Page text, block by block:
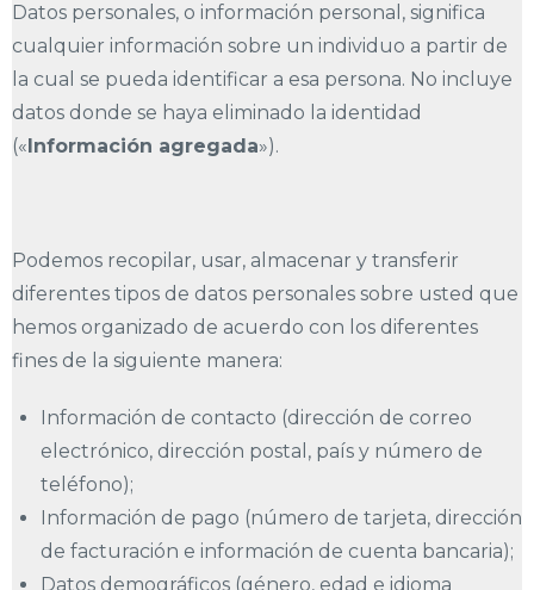
Datos personales, o información personal, significa
cualquier información sobre un individuo a partir de
la cual se pueda identificar a esa persona. No incluye
datos donde se haya eliminado la identidad
(« Información agregada»).
Podemos recopilar, usar, almacenar y transferir
diferentes tipos de datos personales sobre usted que
hemos organizado de acuerdo con los diferentes
fines de la siguiente manera:
Información de contacto (dirección de correo
electrónico, dirección postal, país y número de
teléfono);
Información de pago (número de tarjeta, dirección
de facturación e información de cuenta bancaria);
Datos demográficos (género, edad e idioma